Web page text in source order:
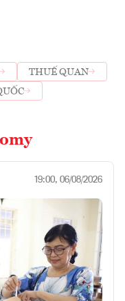
THUẾ QUAN
19:00, 06/08/2026